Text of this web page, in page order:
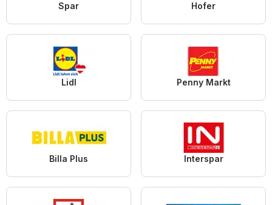
Spar Hofer
Lidl Penny Markt
Billa Plus Interspar